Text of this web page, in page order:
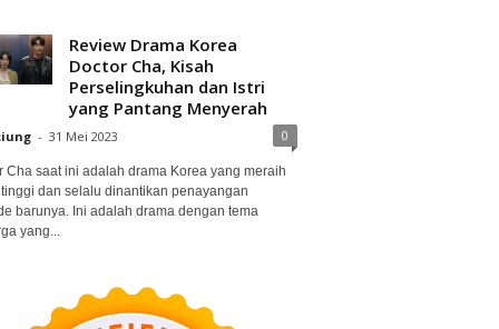
Review Drama Korea
Doctor Cha, Kisah
Perselingkuhan dan Istri
yang Pantang Menyerah
- 31 Mei 2023 0
Cha saat ini adalah drama Korea yang meraih
dan selalu dinantikan penayangan
barunya. Ini adalah drama dengan tema
yang...